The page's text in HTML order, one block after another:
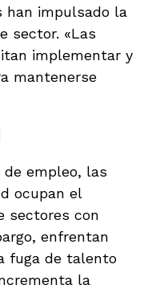
han impulsado la
sector. «Las
implementar y
mantenerse
de empleo, las
ocupan el
sectores con
enfrentan
fuga de talento
la